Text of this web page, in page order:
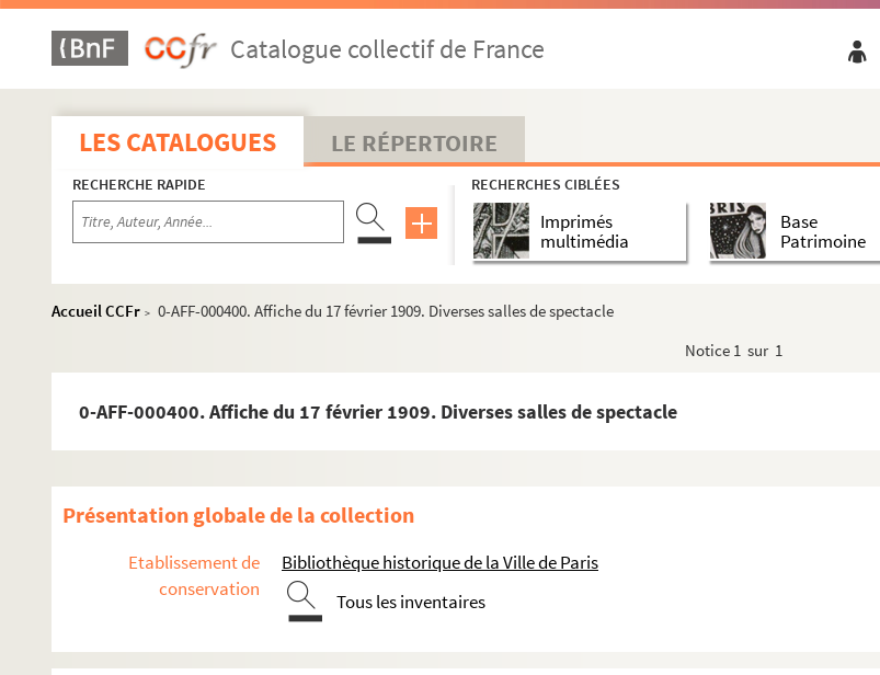
Catalogue collectif de France
LES CATALOGUES LE RÉPERTOIRE
RECHERCHE RAPIDE RECHERCHES CIBLÉES
Imprimés
multimédia
Base
Patrimoine
Accueil CCFr > 0-AFF-000400. Affiche du 17 février 1909. Diverses salles de spectacle
Notice 1 sur 1
0-AFF-000400. Affiche du 17 février 1909. Diverses salles de spectacle
Présentation globale de la collection
Etablissement de
conservation
Bibliothèque historique de la Ville de Paris
Tous les inventaires
Année 1890
Année 1892
Année 1897
Année 1898
Année 1906
Année 1907